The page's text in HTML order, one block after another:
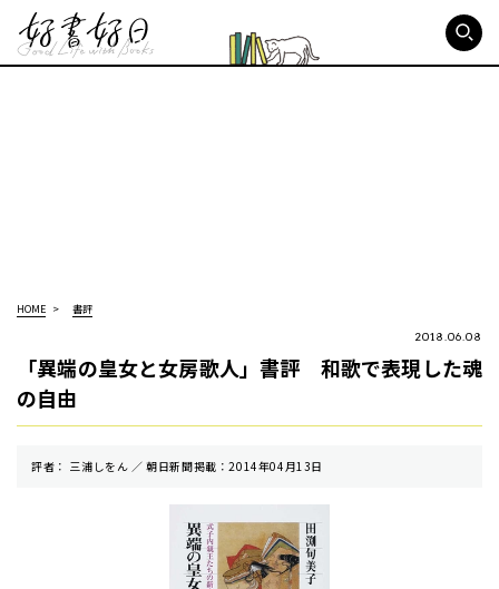
HOME 書評
2018.06.08
「異端の皇女と女房歌人」書評 和歌で表現した魂
の自由
評者： 三浦しをん ／ 朝⽇新聞掲載：2014年04月13日